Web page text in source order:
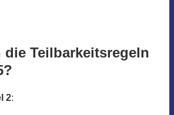
die Teilbarkeitsregeln
2: